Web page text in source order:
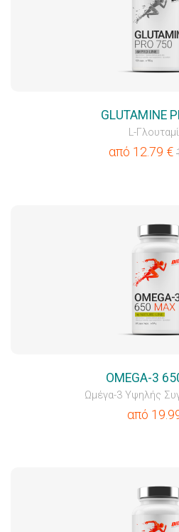
GLUTAMINE
L-
από 12.79 €
OMEGA-3
Ωμέγα-3 Υψηλής
από